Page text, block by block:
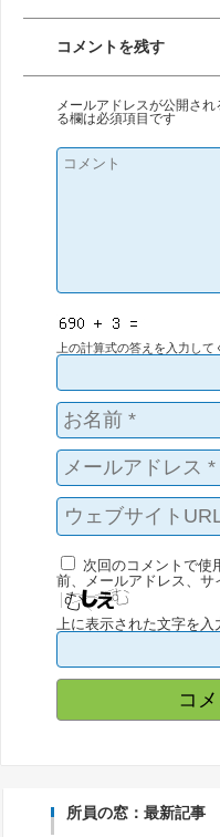
コメントを残す
メールアドレスが公開され
る欄は必須項目です
上の計算式の答えを入力して
次回のコメントで使
前、メールアドレス、サ
上に表示された文字を入
所員の窓：最新記事